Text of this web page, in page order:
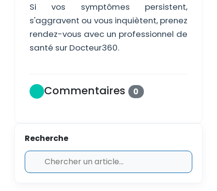
Si vos symptômes persistent,
s'aggravent ou vous inquiètent, prenez
rendez-vous avec un professionnel de
santé sur Docteur360.
Commentaires 0
Recherche